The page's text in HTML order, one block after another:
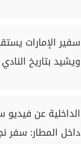
سفير الإمارات
ويشيد بتاريخ
الداخلية عن
داخل المطار: سفر